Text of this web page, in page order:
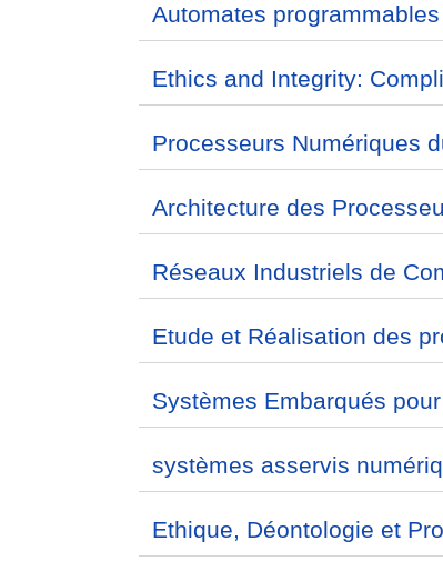
Automates
Ethics and Integrity:
Processeurs Numériques
Architecture des
Réseaux Industriels de
Etude et Réalisation des
Systèmes Embarqués
systèmes asservis
Ethique, Déontologie et